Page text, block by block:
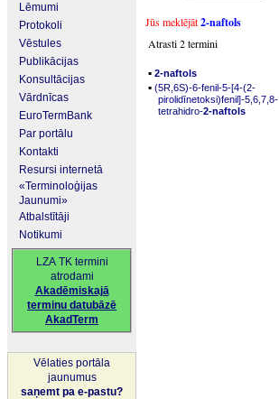
Lēmumi
Protokoli
Vēstules
Publikācijas
Konsultācijas
Vārdnīcas
EuroTermBank
Par portālu
Kontakti
Resursi internetā
«Terminoloģijas
Jaunumi»
Atbalstītāji
Notikumi
LZA TK termini
atrodami
Akadēmiskajā
terminu datubāzē
AkadTerm
Vēlaties portāla
jaunumus
saņemt pa e-pastu?
Jūs meklējāt2-naftols
Atrasti 2 termini
▪ 2-naftols
▪ (5R,6S)-6-fenil-5-[4-(2-
pirolidīnetoksi)fenil]-5,6,7,8-
tetrahidro-2-naftols